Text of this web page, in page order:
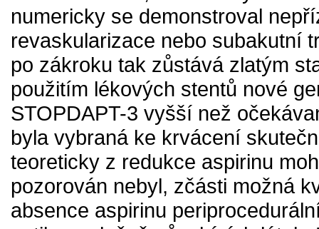
numericky se demonstroval
revaskularizace nebo subakutní
po zákroku tak zůstává zlatým
použitím lékových stentů nové
STOPDAPT-3 vyšší než
byla vybraná ke krvácení
teoreticky z redukce aspirinu
pozorován nebyl, zčásti možná
absence aspirinu